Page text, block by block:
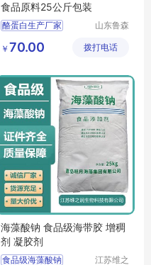
食品原料25公斤包装
酪蛋白生产厂家
酪蛋白含量
山东鲁森
有限公司
￥ 70.00 拨打电话
海藻酸钠 食品级海带胶 增稠
剂 凝胶剂
食品级海藻酸钠
江苏维之